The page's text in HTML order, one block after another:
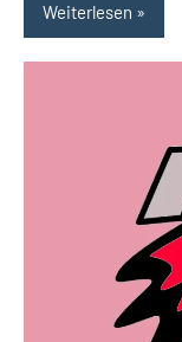
Weiterlesen